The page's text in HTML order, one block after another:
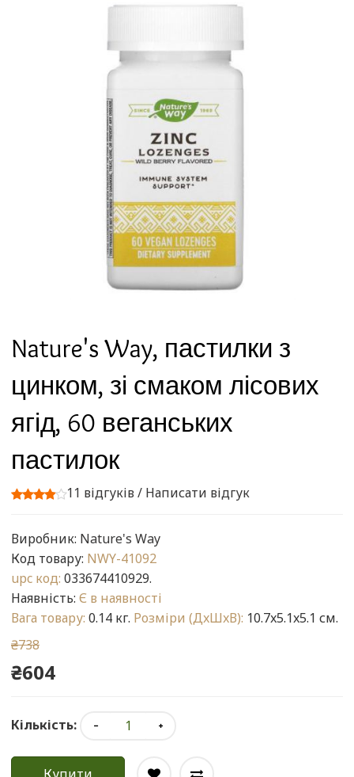
Nature's Way, пастилки з
цинком, зі смаком лісових
ягід, 60 веганських
пастилок
11 відгуків/ Написати відгук
Виробник: Nature's Way
Код товару: NWY-41092
upc код: 033674410929.
Наявність: Є в наявності
Вага товару: 0.14 кг. Розміри (ДxШxВ): 10.7x5.1x5.1 см.
₴738
₴604
Кількість: